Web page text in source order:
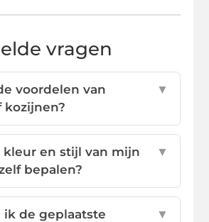
vragen
voordelen van
kozijnen?
▼
kleur en stijl van mijn
bepalen?
▼
ik de geplaatste
▼